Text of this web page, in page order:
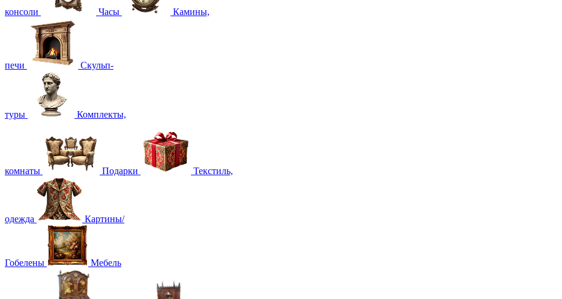
консоли Часы Камины,
печи Скульп-
туры Комплекты,
комнаты Подарки Текстиль,
одежда Картины/
Гобелены Мебель